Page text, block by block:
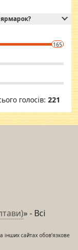
body shapes.
cheerful girl.
of her body and the
and figure
go to the health165
голосів: 221
» - Всі
інших сайтах обов’язкове